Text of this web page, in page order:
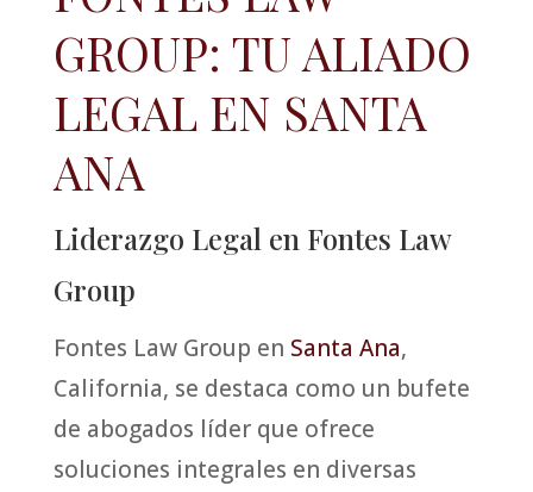
GROUP: TU ALIADO
LEGAL EN SANTA
ANA
Liderazgo Legal en Fontes Law
Group
Fontes Law Group en Santa Ana,
California, se destaca como un bufete
de abogados líder que ofrece
soluciones integrales en diversas